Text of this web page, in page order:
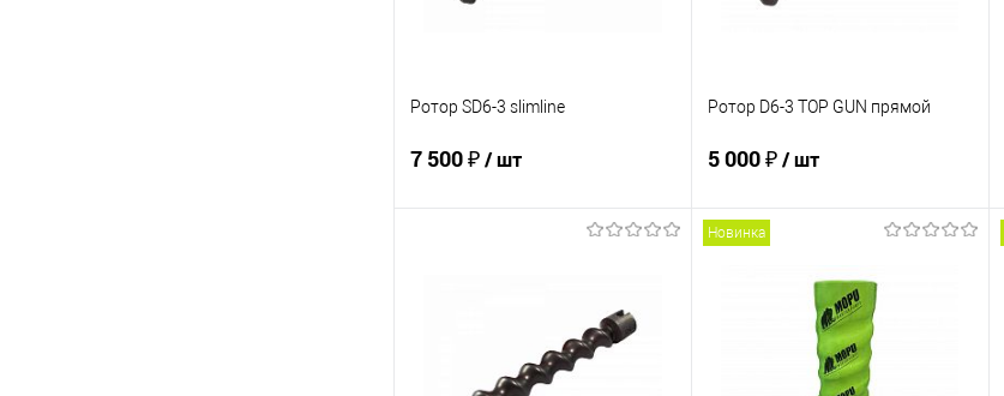
Ротор SD6-3 slimline
7 500 ₽/ шт
К сравнению
В избранное
В наличии
Ротор D6-3 TOP GUN прямой
5 000 ₽/ шт
Купить в 1 клик
В избранное
Новинка